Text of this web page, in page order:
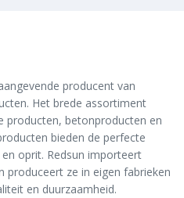
producent van
Het brede assortiment
producten, betonproducten en
bieden de perfecte
oprit. Redsun importeert
produceert ze in eigen fabrieken
en duurzaamheid.